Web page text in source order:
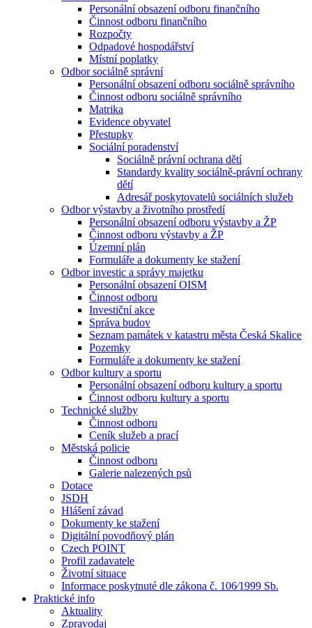
Personální obsazení odboru finančního
Činnost odboru finančního
Rozpočty
Odpadové hospodářství
Místní poplatky
Odbor sociálně správní
Personální obsazení odboru sociálně správního
Činnost odboru sociálně správního
Matrika
Evidence obyvatel
Přestupky
Sociální poradenství
Sociálně právní ochrana dětí
Standardy kvality sociálně-právní ochrany
dětí
Adresář poskytovatelů sociálních služeb
Odbor výstavby a životního prostředí
Personální obsazení odboru výstavby a ŽP
Činnost odboru výstavby a ŽP
Územní plán
Formuláře a dokumenty ke stažení
Odbor investic a správy majetku
Personální obsazení OISM
Činnost odboru
Investiční akce
Správa budov
Seznam památek v katastru města Česká Skalice
Pozemky
Formuláře a dokumenty ke stažení
Odbor kultury a sportu
Personální obsazení odboru kultury a sportu
Činnost odboru kultury a sportu
Technické služby
Činnost odboru
Ceník služeb a prací
Městská policie
Činnost odboru
Galerie nalezených psů
Dotace
JSDH
Hlášení závad
Dokumenty ke stažení
Digitální povodňový plán
Czech POINT
Profil zadavatele
Životní situace
Informace poskytnuté dle zákona č. 106⁄1999 Sb.
Praktické info
Aktuality
Zpravodaj